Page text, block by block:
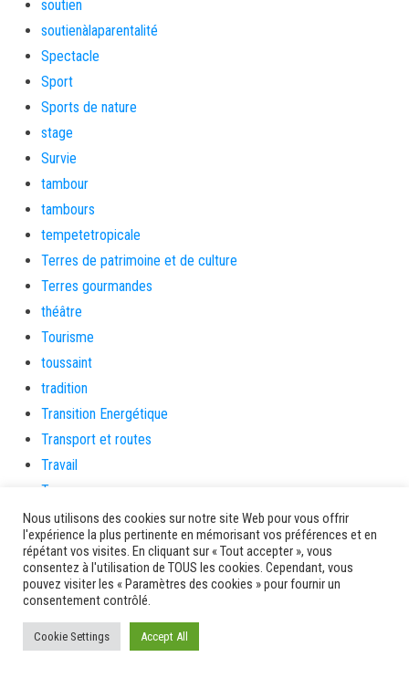
soutien
soutienàlaparentalité
Spectacle
Sport
Sports de nature
stage
Survie
tambour
tambours
tempetetropicale
Terres de patrimoine et de culture
Terres gourmandes
théâtre
Tourisme
toussaint
tradition
Transition Energétique
Transport et routes
Travail
Travaux
Travaux THD
travaux utiles
TSUNAMI
TZCLD
uncategorized
Venir en Martinique
Nous utilisons des cookies sur notre site Web pour vous offrir
l'expérience la plus pertinente en mémorisant vos préférences et en
répétant vos visites. En cliquant sur « Tout accepter », vous
consentez à l'utilisation de TOUS les cookies. Cependant, vous
pouvez visiter les « Paramètres des cookies » pour fournir un
consentement contrôlé.
Cookie Settings Accept All